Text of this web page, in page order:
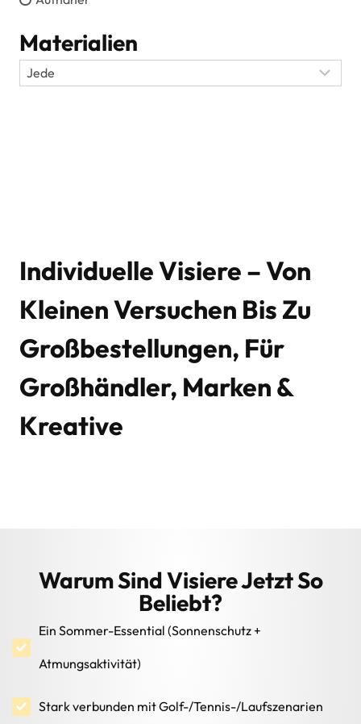
Materialien
Individuelle Visiere – Von
Kleinen Versuchen Bis Zu
Großbestellungen, Für
Großhändler, Marken &
Kreative
Warum Sind Visiere Jetzt So
Beliebt?
Ein Sommer-Essential (Sonnenschutz +
Atmungsaktivität)
Stark verbunden mit Golf-/Tennis-/Laufszenarien